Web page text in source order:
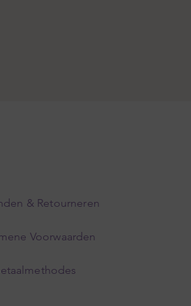
& Retourneren
Voorwaarden